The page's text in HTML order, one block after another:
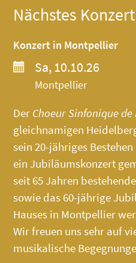
Nächstes Konzert
Konzert in Montpellier
Sa, 10.10.26
Montpellier
Der Choeur Sinfonique
gleichnamigen
sein 20-jähriges
ein Jubiläumskonzert
seit 65 Jahren
sowie das 60-jährige
Hauses in Montpellier
Wir freuen uns sehr auf
musikalische